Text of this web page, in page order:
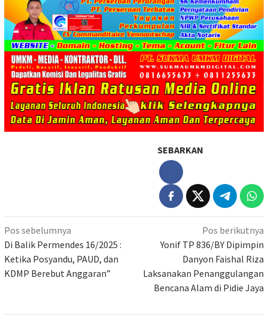
SEBARKAN
Navigasi
pos
Pos sebelumnya
Di Balik Permendes 16/2025 :
Ketika Posyandu, PAUD, dan
KDMP Berebut Anggaran”
Pos berikutnya
Yonif TP 836/BY Dipimpin
Danyon Faishal Riza
Laksanakan Penanggulangan
Bencana Alam di Pidie Jaya